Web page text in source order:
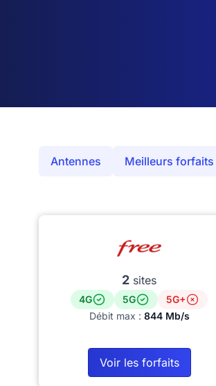
Antennes Meilleurs forfaits
2 sites
4G 5G
5G+
Débit max : 844 Mb/s
Voir les forfaits